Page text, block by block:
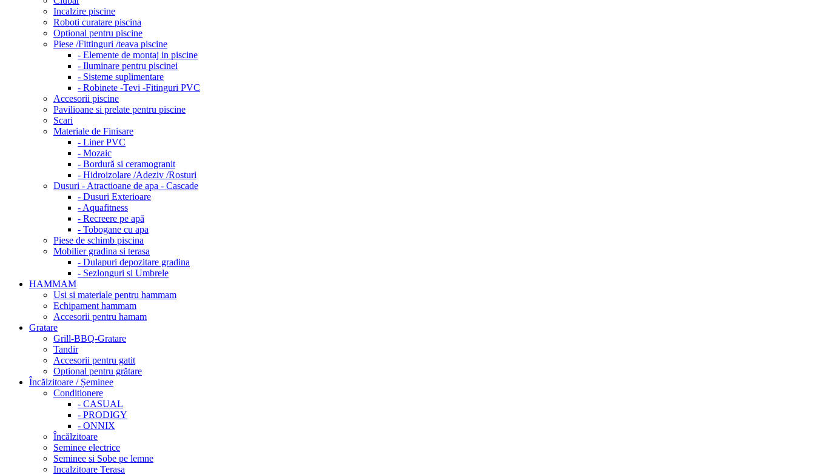
Incalzire piscine
Roboti curatare piscina
Optional pentru piscine
Piese /Fittinguri /teava piscine
- Elemente de montaj in piscine
- Iluminare pentru piscinei
- Sisteme suplimentare
- Robinete -Tevi -Fitinguri PVC
Accesorii piscine
Pavilioane si prelate pentru piscine
Scari
Materiale de Finisare
- Liner PVC
- Mozaic
- Bordură si ceramogranit
- Hidroizolare /Adeziv /Rosturi
Dusuri - Atractioane de apa - Cascade
- Dusuri Exterioare
- Aquafitness
- Recreere pe apă
- Tobogane cu apa
Piese de schimb piscina
Mobilier gradina si terasa
- Dulapuri depozitare gradina
- Sezlonguri si Umbrele
HAMMAM
Usi si materiale pentru hammam
Echipament hammam
Accesorii pentru hamam
Gratare
Grill-BBQ-Gratare
Tandir
Accesorii pentru gatit
Optional pentru grătare
Încălzitoare / Șeminee
Conditionere
- CASUAL
- PRODIGY
- ONNIX
Încălzitoare
Seminee electrice
Seminee si Sobe pe lemne
Incalzitoare Terasa